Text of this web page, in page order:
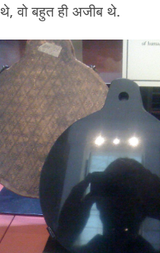
वो बहुत ही अजीब थे.